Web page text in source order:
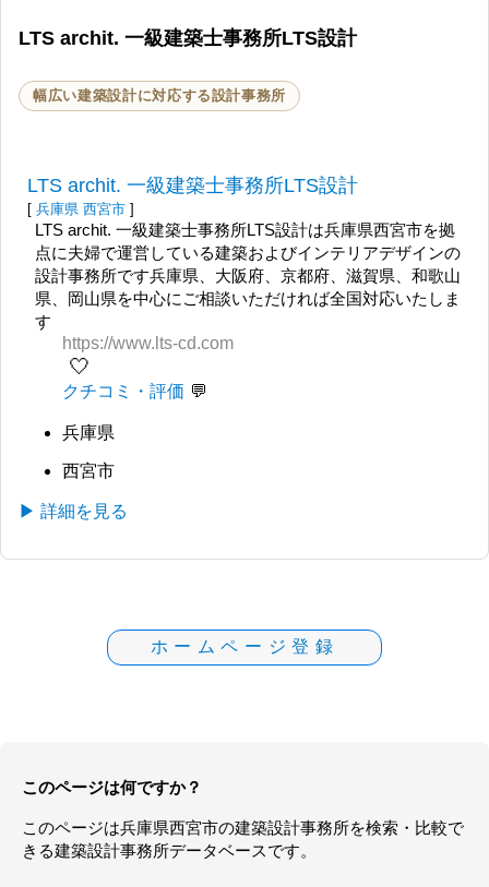
LTS archit. 一級建築士事務所LTS設計
幅広い建築設計に対応する設計事務所
LTS archit. 一級建築士事務所LTS設計
[ 兵庫県 西宮市 ]
LTS archit. 一級建築士事務所LTS設計は兵庫県西宮市を拠
点に夫婦で運営している建築およびインテリアデザインの
設計事務所です兵庫県、大阪府、京都府、滋賀県、和歌山
県、岡山県を中心にご相談いただければ全国対応いたしま
す
https://www.lts-cd.com
🤍
クチコミ・評価
兵庫県
西宮市
▶ 詳細を見る
ホームページ登録
このページは何ですか？
このページは兵庫県西宮市の建築設計事務所を検索・比較で
きる建築設計事務所データベースです。